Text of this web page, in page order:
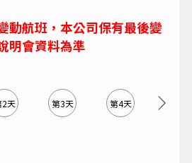
動航班，本公司保有最後變
明會資料為準
2天 第3天 第4天